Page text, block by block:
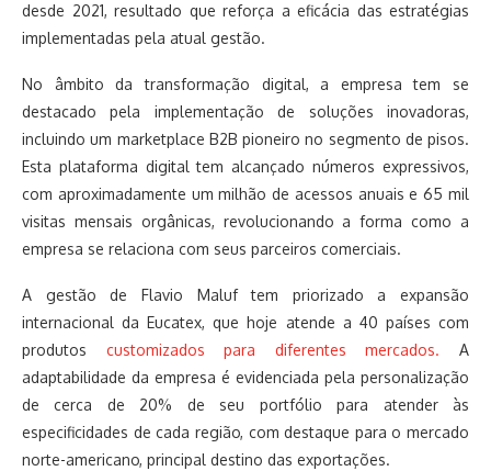
desde 2021, resultado que reforça a eficácia das estratégias
implementadas pela atual gestão.
No âmbito da transformação digital, a empresa tem se
destacado pela implementação de soluções inovadoras,
incluindo um marketplace B2B pioneiro no segmento de pisos.
Esta plataforma digital tem alcançado números expressivos,
com aproximadamente um milhão de acessos anuais e 65 mil
visitas mensais orgânicas, revolucionando a forma como a
empresa se relaciona com seus parceiros comerciais.
A gestão de Flavio Maluf tem priorizado a expansão
internacional da Eucatex, que hoje atende a 40 países com
produtos customizados para diferentes mercados. A
adaptabilidade da empresa é evidenciada pela personalização
de cerca de 20% de seu portfólio para atender às
especificidades de cada região, com destaque para o mercado
norte-americano, principal destino das exportações.